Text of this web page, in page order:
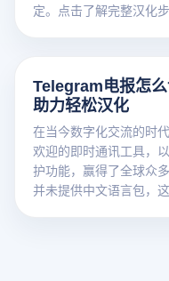
定。点击了解完整汉化
Telegram电报怎
助力轻松汉化
在当今数字化交流的时
欢迎的即时通讯工具，
护功能，赢得了全球众
并未提供中文语言包，